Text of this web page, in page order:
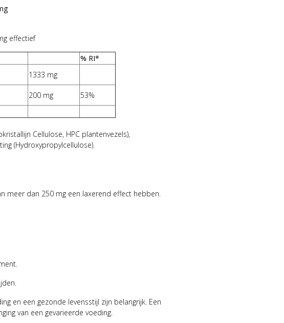
effectief
% RI*
1333 mg
200 mg
53%
Cellulose, HPC plantenvezels),
(Hydroxypropylcellulose).
meer dan 250 mg een laxerend effect hebben.
en een gezonde levensstijl zijn belangrijk. Een
van een gevarieerde voeding.